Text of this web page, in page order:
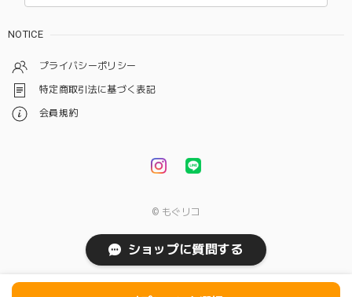
NOTICE
プライバシーポリシー
特定商取引法に基づく表記
会員規約
© もぐリコ
ショップに質問する